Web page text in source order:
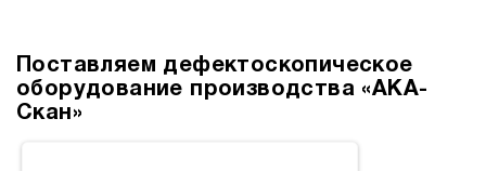
Поставляем дефектоскопическое
оборудование производства «АКА-
Скан»